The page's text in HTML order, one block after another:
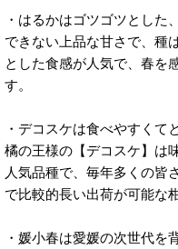
・はるかはゴツゴツとした
できない上品な甘さで、種
とした食感が人気で、春を
す。
・デコスケは食べやすくて
橘の王様の【デコスケ】は
人気品種で、毎年多くの皆
で比較的長い出荷が可能な
・媛小春は愛媛の次世代を